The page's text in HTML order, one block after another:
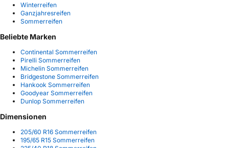
Winterreifen
Ganzjahresreifen
Sommerreifen
Beliebte Marken
Continental Sommerreifen
Pirelli Sommerreifen
Michelin Sommerreifen
Bridgestone Sommerreifen
Hankook Sommerreifen
Goodyear Sommerreifen
Dunlop Sommerreifen
Dimensionen
205/60 R16 Sommerreifen
195/65 R15 Sommerreifen